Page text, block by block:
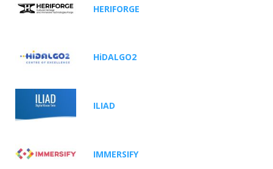
HERIFORGE
HiDALGO2
ILIAD
IMMERSIFY